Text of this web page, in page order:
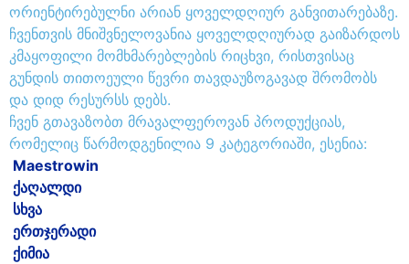
ორიენტირებულნი არიან ყოველდღიურ განვითარებაზე.
ჩვენთვის მნიშვნელოვანია ყოველდღიურად გაიზარდოს
კმაყოფილი მომხმარებლების რიცხვი, რისთვისაც
გუნდის თითოეული წევრი თავდაუზოგავად შრომობს
და დიდ რესურსს დებს.
ჩვენ გთავაზობთ მრავალფეროვან პროდუქციას,
რომელიც წარმოდგენილია 9 კატეგორიაში, ესენია:
Maestrowin
ქაღალდი
სხვა
ერთჯერადი
ქიმია